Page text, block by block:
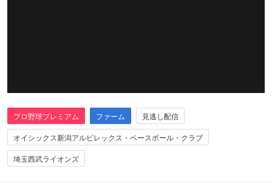
プロ野球プレミアム ファーム
見逃し配信
オイシックス新潟アルビレックス・ベースボール・クラブ
埼玉西武ライオンズ